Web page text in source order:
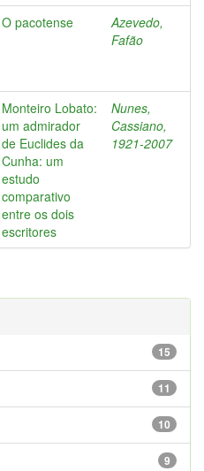
O pacotense
Azevedo,
Fafão
Monteiro Lobato:
um admirador
de Euclides da
Cunha: um
estudo
comparativo
entre os dois
escritores
Nunes,
Cassiano,
1921-2007
15
11
10
9